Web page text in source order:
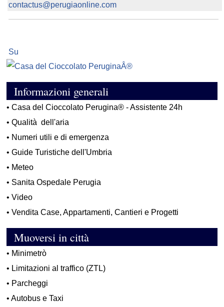
contactus@perugiaonline.com
Su
Informazioni generali
•Casa del Cioccolato Perugina® - Assistente 24h
•Qualità dell'aria
• Numeri utili e di emergenza
•Guide Turistiche dell'Umbria
• Meteo
• Sanita Ospedale Perugia
•Video
•Vendita Case, Appartamenti, Cantieri e Progetti
Muoversi in città
• Minimetrò
• Limitazioni al traffico (ZTL)
• Parcheggi
•Autobus e Taxi